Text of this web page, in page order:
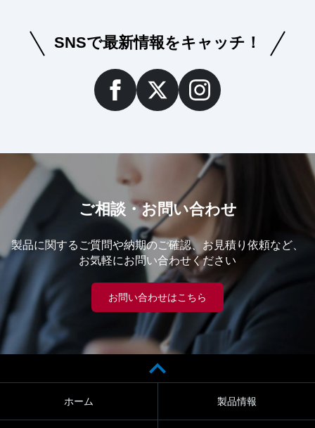
SNSで最新情報をキャッチ！
ご相談・お問い合わせ
製品に関するご質問や納期のご確認、お見積り依頼など、
お気軽にお問い合わせください
お問い合わせはこちら
ホーム 製品情報